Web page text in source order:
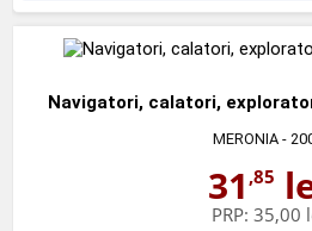
Navigatori, calatori,
MERONIA-
31 ,85
PRP: 35,00